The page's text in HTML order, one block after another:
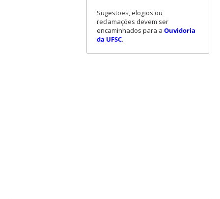
Sugestões, elogios ou
reclamações devem ser
encaminhados para a Ouvidoria
da UFSC.